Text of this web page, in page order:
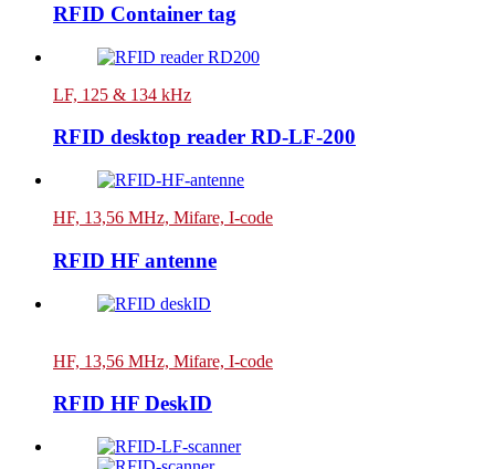
RFID Container tag
LF, 125 & 134 kHz
RFID desktop reader RD-LF-200
HF, 13,56 MHz, Mifare, I-code
RFID HF antenne
HF, 13,56 MHz, Mifare, I-code
RFID HF DeskID